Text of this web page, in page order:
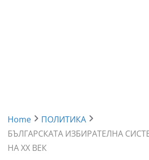
Home
ПОЛИТИКА
БЪЛГАРСКАТА ИЗБИРАТЕЛНА
НА XX ВЕК